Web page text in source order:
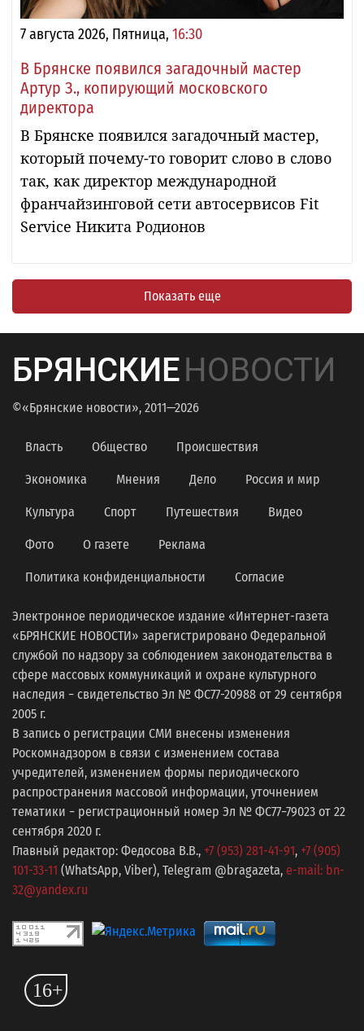
7 августа 2026, Пятница, 16:30
В Брянске появился загадочный мастер
Артур З., копирующий московского
директора
В Брянске появился загадочный мастер,
который почему-то говорит слово в слово
так, как директор международной
франчайзинговой сети автосервисов Fit
Service Никита Родионов
Показать еще
БРЯНСКИЕНОВОСТИ
©«Брянские новости», 2011—2026
Власть Общество Происшествия
Экономика Мнения Дело Россия и мир
Культура Спорт Путешествия Видео
Фото О газете Реклама
Политика конфиденциальности Согласие
Электронное периодическое издание «Интернет-газета
«БРЯНСКИЕ НОВОСТИ» зарегистрировано Федеральной
службой по надзору за соблюдением законодательства в
сфере массовых коммуникаций и охране культурного
наследия − свидетельство Эл № ФС77-20988 от 29 сентября
2005 г.
В запись о регистрации СМИ внесены изменения
Роскомнадзором в связи с изменением состава
учредителей, изменением формы периодического
распространения массовой информации, уточнением
тематики − регистрационный номер Эл № ФС77−79023 от 22
сентября 2020 г.
Главный редактор: Федосова В.В., +7 (953) 281-41-91, +7 (905)
101-33-11 (WhatsApp, Viber), Telegram @bragazeta, e-mail: bn-
32@yandex.ru
16+